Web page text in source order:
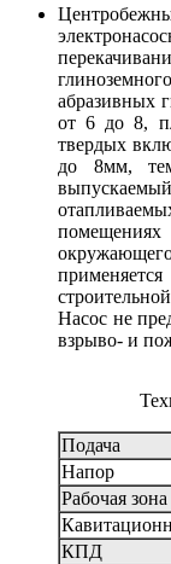
абразивных
от 6 до 8,
твердых
до 8мм,
Насос не
взрыво- и
Подача
Напор
Рабочая
КПД